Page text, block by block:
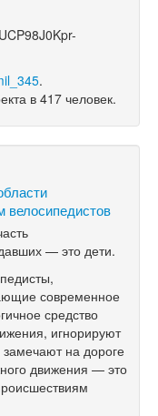
.
в 417 человек.
велосипедистов
— это дети.
современное
средство
игнорируют
на дороге
движения — это